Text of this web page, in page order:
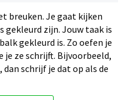
breuken. Je gaat kijken
gekleurd zijn. Jouw taak is
gekleurd is. Zo oefen je
je ze schrijft. Bijvoorbeeld,
dan schrijf je dat op als de